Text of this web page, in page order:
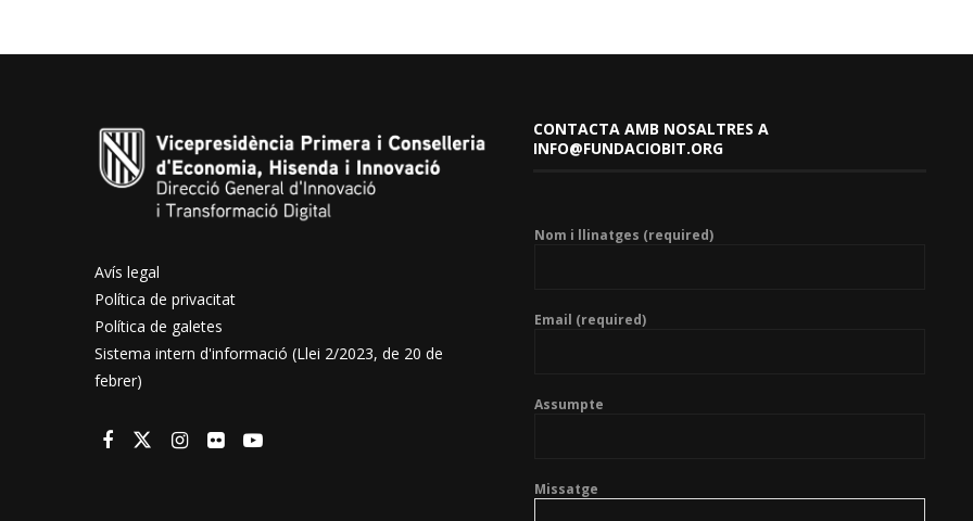
Avís legal
Política de privacitat
Política de galetes
Sistema intern d'informació (Llei 2/2023, de 20 de
febrer)
CONTACTA AMB NOSALTRES A
INFO@FUNDACIOBIT.ORG
Nom i llinatges (required)
Email (required)
Assumpte
Missatge